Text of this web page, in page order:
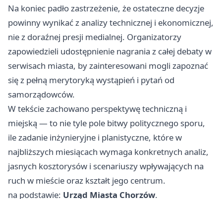
Na koniec padło zastrzeżenie, że ostateczne decyzje
powinny wynikać z analizy technicznej i ekonomicznej,
nie z doraźnej presji medialnej. Organizatorzy
zapowiedzieli udostępnienie nagrania z całej debaty w
serwisach miasta, by zainteresowani mogli zapoznać
się z pełną merytoryką wystąpień i pytań od
samorządowców.
W tekście zachowano perspektywę techniczną i
miejską — to nie tyle pole bitwy politycznego sporu,
ile zadanie inżynieryjne i planistyczne, które w
najbliższych miesiącach wymaga konkretnych analiz,
jasnych kosztorysów i scenariuszy wpływających na
ruch w mieście oraz kształt jego centrum.
na podstawie: Urząd Miasta Chorzów.